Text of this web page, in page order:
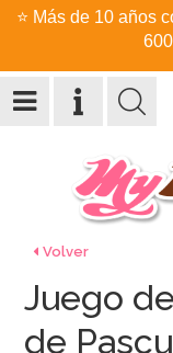
⭐ Más de 10 años
Volver
Juego
de